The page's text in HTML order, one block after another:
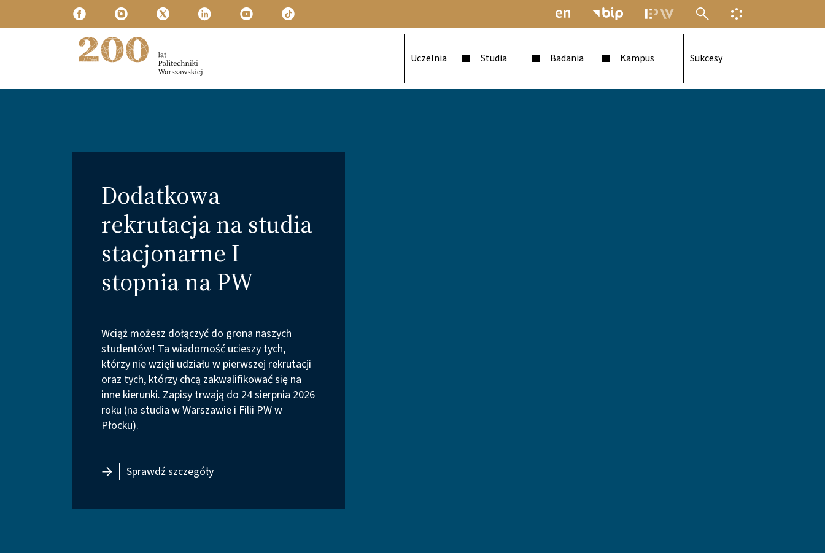
Przejdź do treści
MENU ELEKTRONICZNEJINFORMACJA O
Uczelnia Studia Badania Kampus Sukcesy
Dodatkowa
rekrutacja na studia
stacjonarne I
stopnia na PW
Wciąż możesz dołączyć do grona naszych
studentów! Ta wiadomość ucieszy tych,
którzy nie wzięli udziału w pierwszej rekrutacji
oraz tych, którzy chcą zakwalifikować się na
inne kierunki. Zapisy trwają do 24 sierpnia 2026
roku (na studia w Warszawie i Filii PW w
Płocku).
Sprawdź szczegóły- Dodatkowa rekrutacja na studia stacjonarne I stopnia na PW